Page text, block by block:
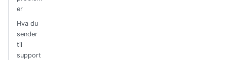
er
Hva du
sender
til
support